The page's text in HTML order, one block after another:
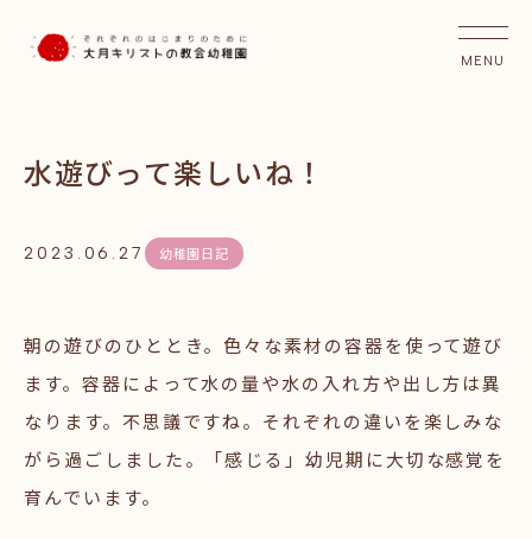
水遊びって楽しいね！
2023.06.27 幼稚園日記
朝の遊びのひととき。色々な素材の容器を使って遊び
ます。容器によって水の量や水の入れ方や出し方は異
なります。不思議ですね。それぞれの違いを楽しみな
がら過ごしました。「感じる」幼児期に大切な感覚を
育んでいます。